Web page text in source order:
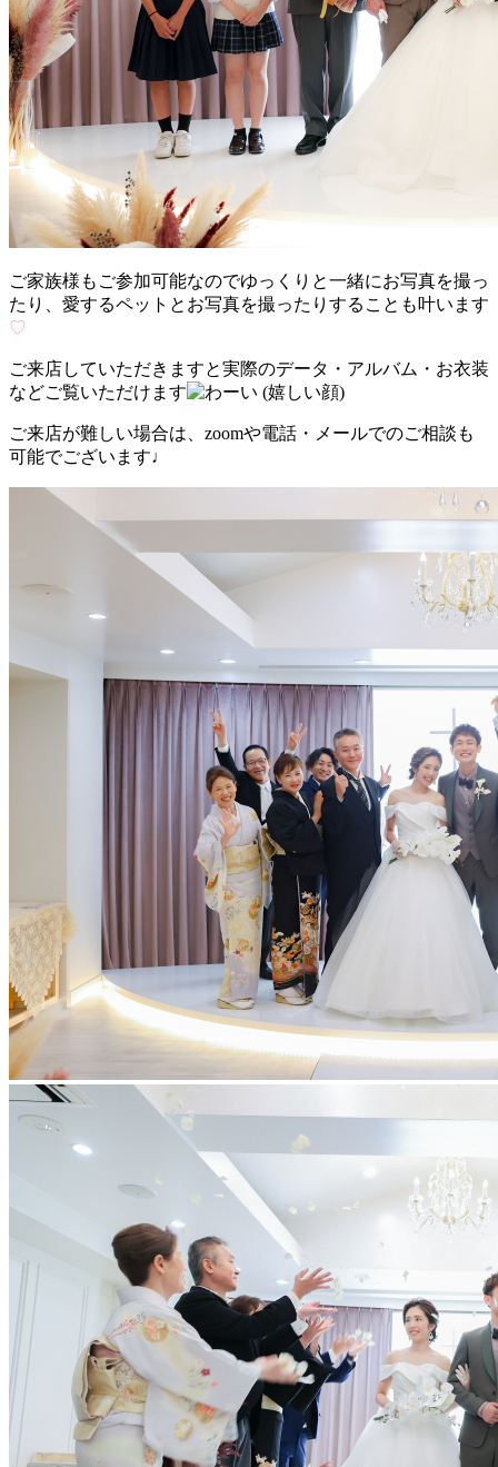
ご家族様もご参加可能なのでゆっくりと一緒にお写真を撮っ
たり、愛するペットとお写真を撮ったりすることも叶います
♡
ご来店していただきますと実際のデータ・アルバム・お衣装
などご覧いただけます
ご来店が難しい場合は、zoomや電話・メールでのご相談も
可能でございます♩